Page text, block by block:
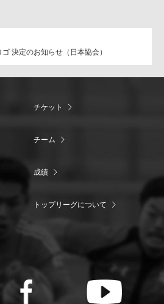
決定のお知らせ（日本協会）
チケット
チーム
成績
トップリーグについて